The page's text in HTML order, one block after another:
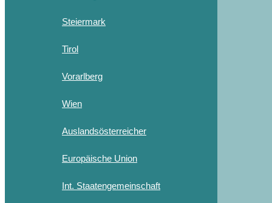
Steiermark
Tirol
Vorarlberg
Wien
Auslandsösterreicher
Europäische Union
Int. Staatengemeinschaft